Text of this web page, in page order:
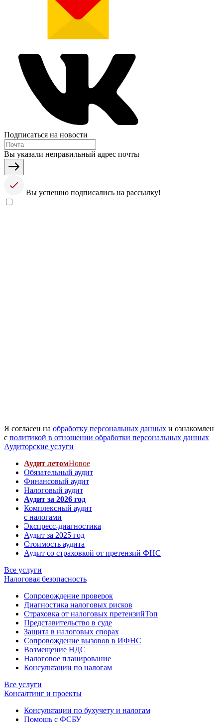
Подписаться на новости
Вы указали неправильный адрес почты
Вы успешно подписались на рассылку!
Я согласен на обработку персональных данных и ознакомлен
с политикой в отношении обработки персональных данных
Аудиторские услуги
Аудит летомНовое
Обязательный аудит
Финансовый аудит
Налоговый аудит
Аудит за 2026 год
Комплексный аудит
с налогами
Экспресс-диагностика
Аудит за 2025 год
Стоимость аудита
Аудит со страховкой от претензий ФНС
Все услуги
Налоговая безопасность
Сопровождение проверок
Диагностика налоговых рисков
Страховка от налоговых претензийТоп
Представительство в суде
Защита в налоговых спорах
Сопровождение вызовов в ИФНС
Возмещение НДС
Налоговое планирование
Консультации по налогам
Все услуги
Консалтинг и проекты
Консультации по бухучету и налогам
Помощь с ФСБУ